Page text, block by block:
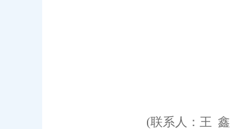
(联系人： 王 鑫